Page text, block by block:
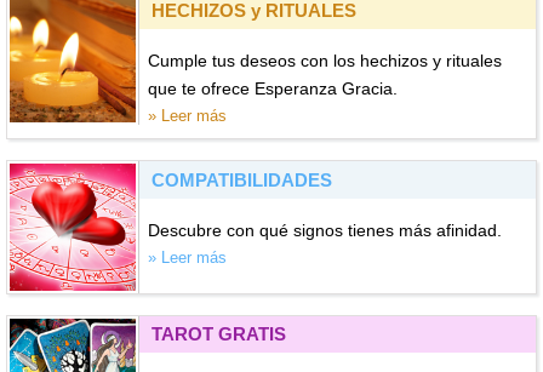
HECHIZOS y RITUALES
Cumple tus deseos con los hechizos y rituales
que te ofrece Esperanza Gracia.
» Leer más
COMPATIBILIDADES
Descubre con qué signos tienes más afinidad.
» Leer más
TAROT GRATIS